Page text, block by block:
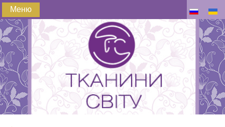
Меню